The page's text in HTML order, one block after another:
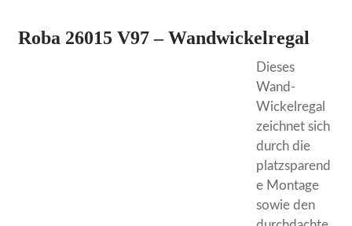
Roba 26015 V97 – Wandwickelregal
Dieses
Wand-
Wickelregal
zeichnet sich
durch die
platzsparend
e Montage
sowie den